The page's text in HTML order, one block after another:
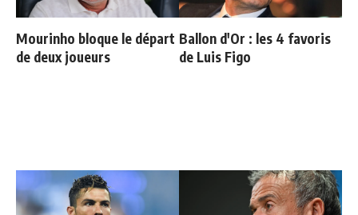
Mourinho bloque le départ
de deux joueurs
Ballon d'Or : les 4 favoris
de Luis Figo